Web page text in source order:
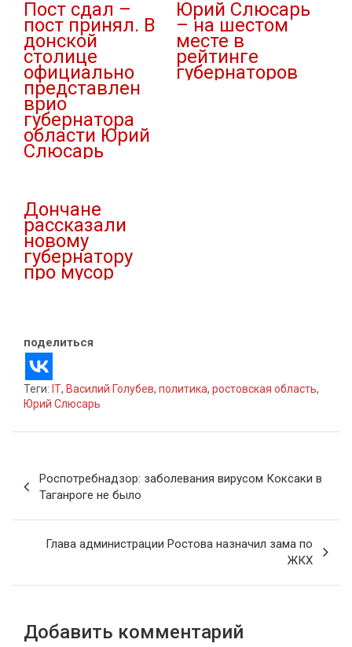
Пост сдал –
пост принял. В
донской
столице
официально
представлен
врио
губернатора
области Юрий
Слюсарь
Юрий Слюсарь
– на шестом
месте в
рейтинге
губернаторов
Дончане
рассказали
новому
губернатору
про мусор
поделиться
Теги: IT, Василий Голубев, политика, ростовская область,
Юрий Слюсарь
по
записям
Роспотребнадзор: заболевания вирусом Коксаки в
Таганроге не было
Глава администрации Ростова назначил зама по
ЖКХ
Добавить комментарий